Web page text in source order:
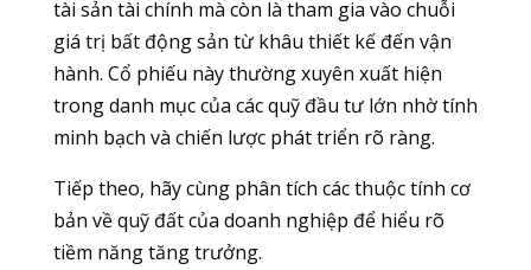
tài sản tài chính mà còn là tham gia vào chuỗi
giá trị bất động sản từ khâu thiết kế đến vận
hành. Cổ phiếu này thường xuyên xuất hiện
trong danh mục của các quỹ đầu tư lớn nhờ tính
minh bạch và chiến lược phát triển rõ ràng.
Tiếp theo, hãy cùng phân tích các thuộc tính cơ
bản về quỹ đất của doanh nghiệp để hiểu rõ
tiềm năng tăng trưởng.